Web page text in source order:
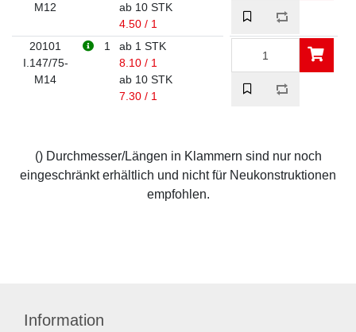
M12
ab 10 STK
4.50 / 1
20101
I.147/75-
M14
1
ab 1 STK
8.10 / 1
ab 10 STK
7.30 / 1
() Durchmesser/Längen in Klammern sind nur noch
eingeschränkt erhältlich und nicht für Neukonstruktionen
empfohlen.
Information